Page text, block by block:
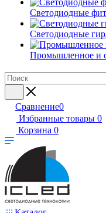
Светодиодные
Светодиодные
Промышленное и
Сравнение0
Избранные товары 0
Корзина 0